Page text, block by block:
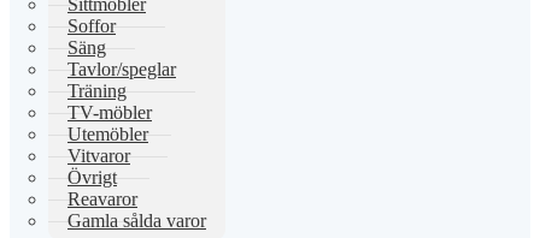
Sittmöbler
Soffor
Säng
Tavlor/speglar
Träning
TV-möbler
Utemöbler
Vitvaror
Övrigt
Reavaror
Gamla sålda varor